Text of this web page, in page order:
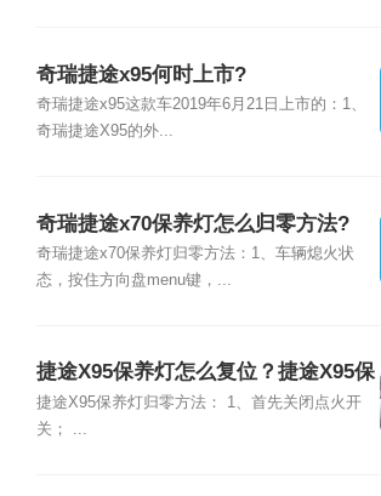
奇瑞捷途x95何时上市?
奇瑞捷途x95这款车2019年6月21日上市的：1、
奇瑞捷途X95的外...
奇瑞捷途x70保养灯怎么归零方法?
奇瑞捷途x70保养灯归零方法：1、车辆熄火状
态，按住方向盘menu键，...
捷途X95保养灯怎么复位？捷途X95保
养灯怎么消除
捷途X95保养灯归零方法： 1、首先关闭点火开
关； ...